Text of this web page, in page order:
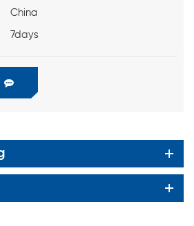
China
7days